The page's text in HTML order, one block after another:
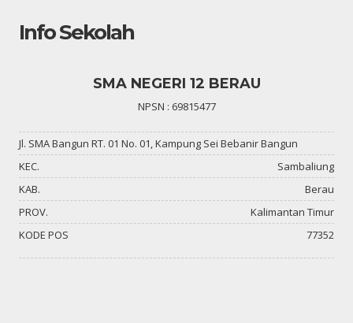
Info Sekolah
SMA NEGERI 12 BERAU
NPSN : 69815477
Jl. SMA Bangun RT. 01 No. 01, Kampung Sei Bebanir Bangun
KEC.
Sambaliung
KAB.
Berau
PROV.
Kalimantan Timur
KODE POS
77352